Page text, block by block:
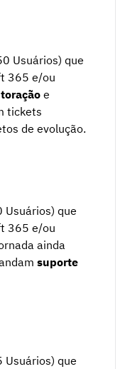
Usuários) que
365 e/ou
e
tickets
de evolução.
Usuários) que
365 e/ou
ainda
suporte
Usuários) que